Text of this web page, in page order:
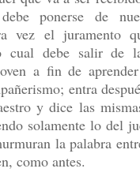
ponerse de
vez el juramento
cual debe salir de
a fin de
entra
y dice las
solamente lo del
la palabra
como antes.